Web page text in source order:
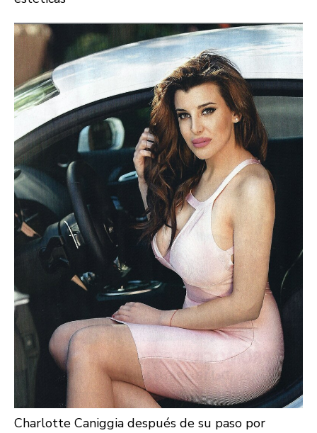
Charlotte Caniggia después de su paso por